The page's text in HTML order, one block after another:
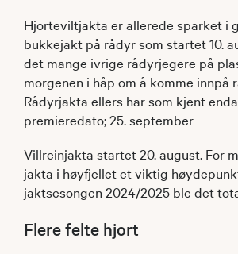
Hjorteviltjakta er allerede sparket i
bukkejakt på rådyr som startet 10.
det mange ivrige rådyrjegere på
morgenen i håp om å komme innpå
Rådyrjakta ellers har som kjent
premieredato; 25. september
Villreinjakta startet 20. august. For
jakta i høyfjellet et viktig
jaktsesongen 2024/2025 ble det
Flere felte hjort